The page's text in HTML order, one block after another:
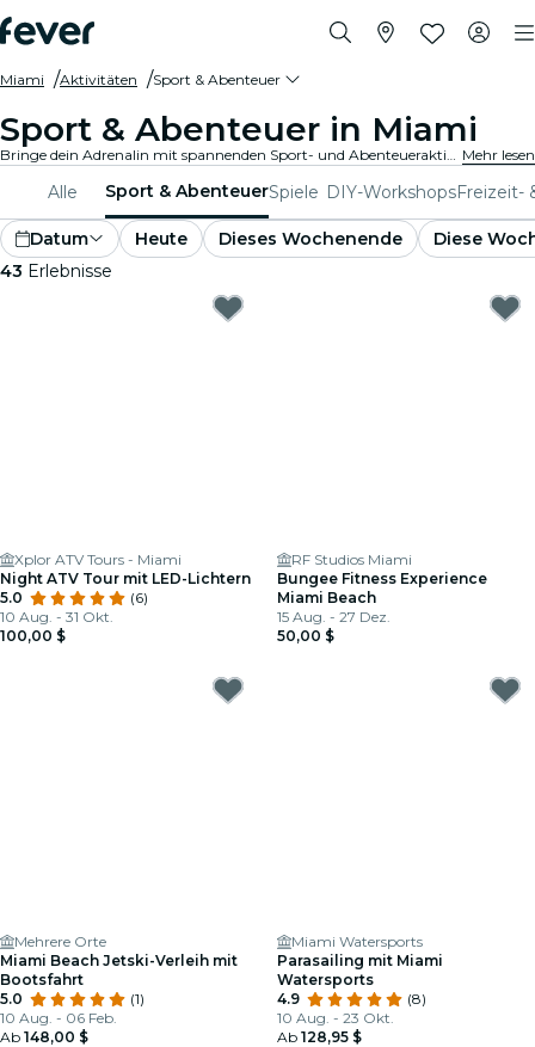
Miami Aktivitäten Sport & Abenteuer
Sport & Abenteuer in Miami
Bringe dein Adrenalin mit spannenden Sport- und Abenteueraktivitäten in Miami auf Touren. Ob du nun wandern, klettern oder Extremsportarten betreiben möchtest, bei uns findest du alles. Mehr lesen
Alle Sport & AbenteuerSpiele DIY-WorkshopsFreizeit-
Datum Heute Dieses Wochenende
Diese
43 Erlebnisse
Xplor ATV Tours - Miami
Night ATV Tour mit LED-Lichtern
5.0
(6)
10 Aug. - 31 Okt.
100,00 $
RF Studios Miami
Bungee Fitness Experience
Miami Beach
15 Aug. - 27 Dez.
50,00 $
Mehrere Orte
Miami Beach Jetski-Verleih mit
Bootsfahrt
5.0
(1)
10 Aug. - 06 Feb.
Ab 148,00 $
Miami Watersports
Parasailing mit Miami
Watersports
4.9
(8)
10 Aug. - 23 Okt.
Ab 128,95 $